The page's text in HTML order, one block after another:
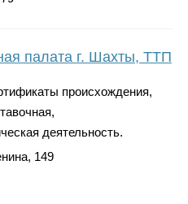
палата г. Шахты, ТТП
происхождения,
деятельность.
149